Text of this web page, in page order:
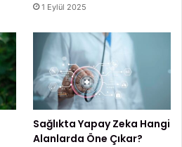
1 Eylül 2025
Sağlıkta Yapay Zeka Hangi
Alanlarda Öne Çıkar?